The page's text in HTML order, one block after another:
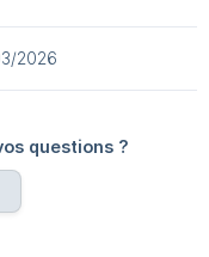
2026
questions ?